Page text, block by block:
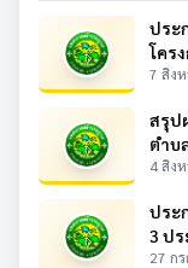
ประ
โคร
7 สิง
สรุป
ตำบ
4 สิง
ประ
3 ปร
27 ก